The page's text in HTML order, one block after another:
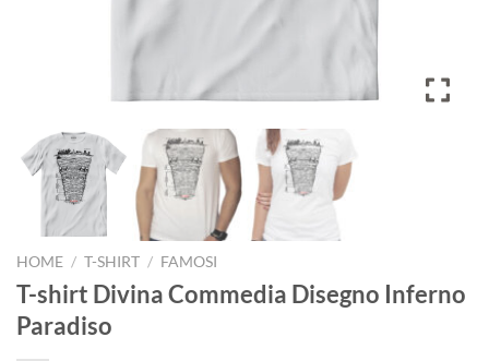
HOME / T-SHIRT / FAMOSI
T-shirt Divina Commedia Disegno Inferno
Paradiso